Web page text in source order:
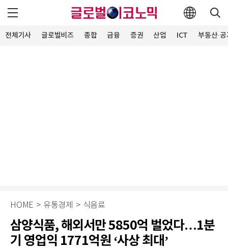
전체기사 글로벌비즈 종합 금융 증권 산업 ICT 부동산·
HOME > 유통경제 > 식음료
삼양식품, 해외서만 5850억 벌었다…1분
기 영업익 1771억원 ‘사상 최대’